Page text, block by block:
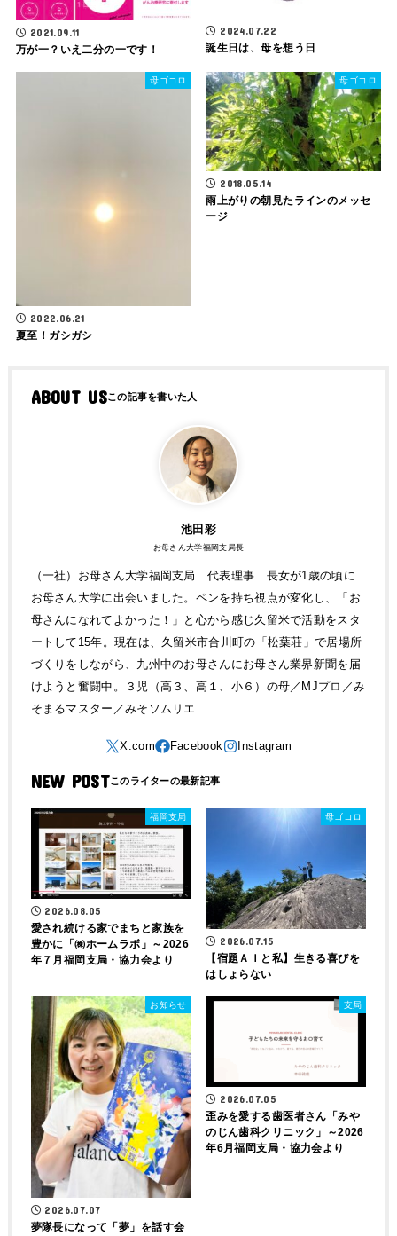
2021.09.11
万が一？いえ二分の一です！
2024.07.22
誕生日は、母を想う日
母ゴコロ
2022.06.21
夏至！ガシガシ
母ゴコロ
2018.05.14
雨上がりの朝見たラインのメッセ
ージ
ABOUT US
池田彩
お母さん大学福岡支局長
（一社）お母さん大学福岡支局 代表理事 長女が1歳の頃に
お母さん大学に出会いました。ペンを持ち視点が変化し、「お
母さんになれてよかった！」と心から感じ久留米で活動をスタ
ートして15年。現在は、久留米市合川町の「松葉荘」で居場所
づくりをしながら、九州中のお母さんにお母さん業界新聞を届
けようと奮闘中。３児（高３、高１、小６）の母／MJプロ／み
そまるマスター／みそソムリエ
NEW POST
福岡支局
2026.08.05
愛され続ける家でまちと家族を
豊かに「㈱ホームラボ」～2026
年７月福岡支局・協力会より
母ゴコロ
2026.07.15
【宿題ＡＩと私】生きる喜びを
はしょらない
お知らせ
2026.07.07
夢隊長になって「夢」を話す会
支局
2026.07.05
歪みを愛する歯医者さん「みや
のじん歯科クリニック」～2026
年6月福岡支局・協力会より